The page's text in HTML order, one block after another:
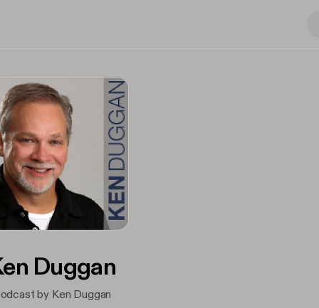
Duggan
by Ken Duggan